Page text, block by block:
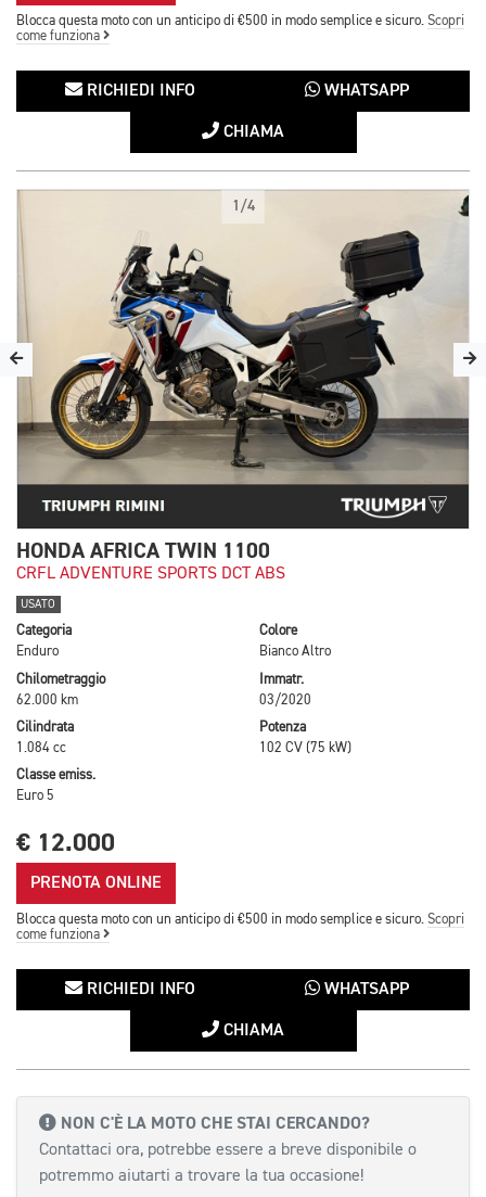
Blocca questa moto con un anticipo di €500 in modo semplice e sicuro. Scopri
come funziona
RICHIEDI INFO WHATSAPP
CHIAMA
1/4
HONDA AFRICA TWIN 1100
CRFL ADVENTURE SPORTS DCT ABS
USATO
Categoria
Enduro
Colore
Bianco Altro
Chilometraggio
62.000 km
Immatr.
03/2020
Cilindrata
1.084 cc
Potenza
102 CV (75 kW)
Classe emiss.
Euro 5
€ 12.000
PRENOTA ONLINE
Blocca questa moto con un anticipo di €500 in modo semplice e sicuro. Scopri
come funziona
RICHIEDI INFO WHATSAPP
CHIAMA
NON C'È LA MOTO CHE STAI CERCANDO?
Contattaci ora, potrebbe essere a breve disponibile o
potremmo aiutarti a trovare la tua occasione!